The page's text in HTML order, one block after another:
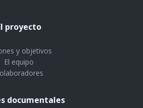
proyecto
y objetivos
El equipo
documentales